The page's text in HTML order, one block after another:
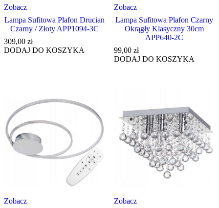
Zobacz
Lampa Sufitowa Plafon Drucian
Czarny / Złoty APP1094-3C
309,00 zł
DODAJ DO KOSZYKA
Zobacz
Lampa Sufitowa Plafon Czarny
Okrągły Klasyczny 30cm
APP640-2C
99,00 zł
DODAJ DO KOSZYKA
Zobacz
Zobacz